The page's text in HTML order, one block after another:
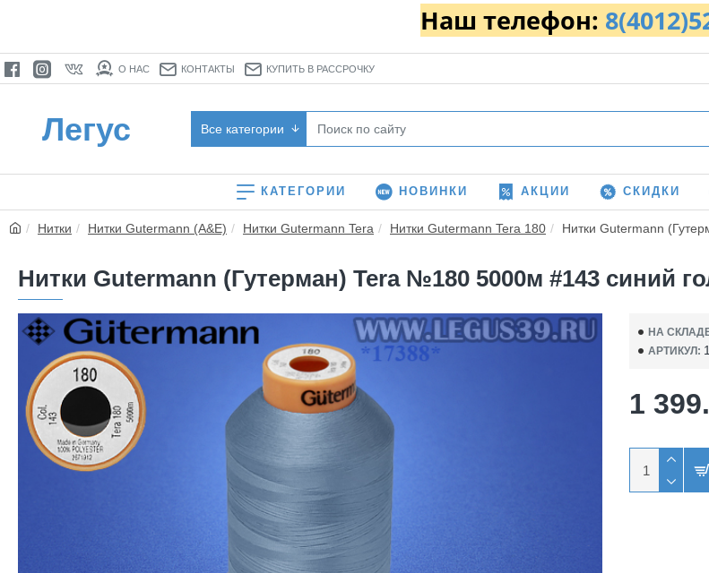
Наш телефон:
О НАС КОНТАКТЫ КУПИТЬ В РАССРОЧКУ
Легус Все категории
КАТЕГОРИИ НОВИНКИ АКЦИИ СКИДКИ
Нитки Нитки Gutermann (A&E) Нитки Gutermann Tera Нитки Gutermann Tera 180 Нитки Gutermann
Нитки Gutermann (Гутерман) Tera №180 5000м #143 синий
НА
АРТИКУЛ:
1